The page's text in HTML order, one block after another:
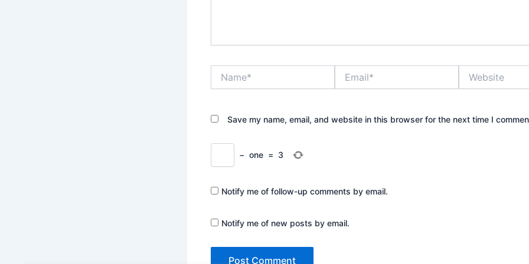
Save my name, email, and website in this browser for the next time I
− one = 3
Notify me of follow-up comments by email.
Notify me of new posts by email.